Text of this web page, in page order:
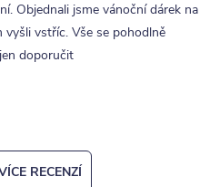
Objednali jsme vánoční dárek na
vyšli vstříc. Vše se pohodlně
doporučit
RECENZÍ